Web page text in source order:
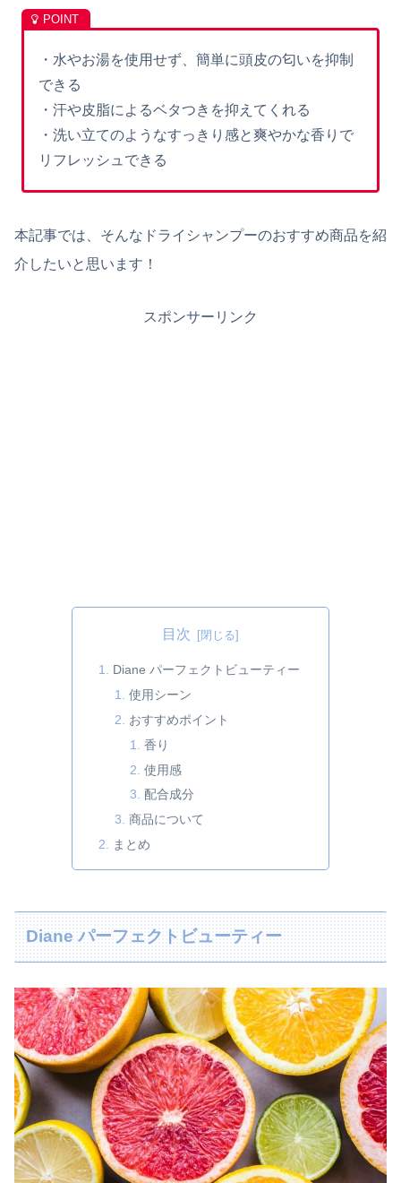
・水やお湯を使用せず、簡単に頭皮の匂いを抑制
できる
・汗や皮脂によるベタつきを抑えてくれる
・洗い立てのようなすっきり感と爽やかな香りで
リフレッシュできる
本記事では、そんなドライシャンプーのおすすめ商品を紹
介したいと思います！
スポンサーリンク
目次
Diane パーフェクトビューティー
使用シーン
おすすめポイント
香り
使用感
配合成分
商品について
まとめ
Diane パーフェクトビューティー